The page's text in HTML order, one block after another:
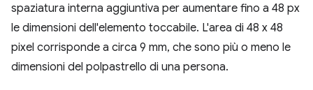
spaziatura interna aggiuntiva per aumentare fino a 48 px
le dimensioni dell'elemento toccabile. L'area di 48 x 48
pixel corrisponde a circa 9 mm, che sono più o meno le
dimensioni del polpastrello di una persona.